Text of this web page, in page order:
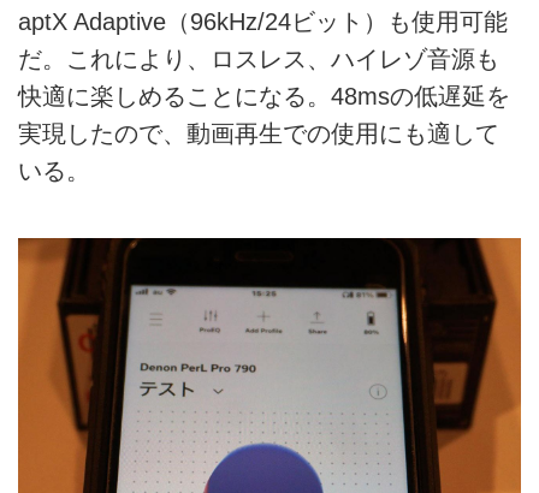
aptX Adaptive（96kHz/24ビット）も使用可能
だ。これにより、ロスレス、ハイレゾ音源も
快適に楽しめることになる。48msの低遅延を
実現したので、動画再生での使用にも適して
いる。